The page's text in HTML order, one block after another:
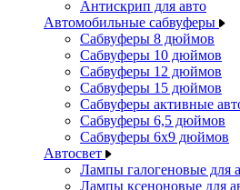
Антискрип для авто
Автомобильные сабвуферы
Сабвуферы 8 дюймов
Сабвуферы 10 дюймов
Сабвуферы 12 дюймов
Сабвуферы 15 дюймов
Сабвуферы активные
Сабвуферы 6,5 дюймов
Сабвуферы 6x9 дюймов
Автосвет
Лампы галогеновые для
Лампы ксеноновые для